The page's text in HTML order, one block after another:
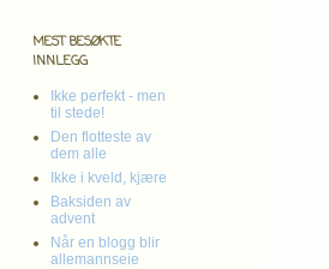
MEST BESØKTE
INNLEGG
Ikke perfekt - men
til stede!
Den flotteste av
dem alle
Ikke i kveld, kjære
Baksiden av
advent
Når en blogg blir
allemannseie